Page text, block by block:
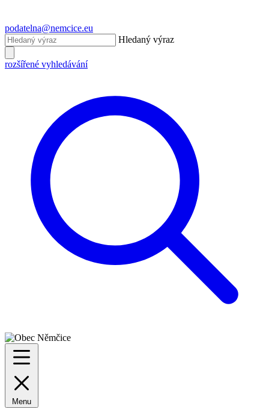
podatelna@nemcice.eu
Hledaný výraz
rozšířené vyhledávání
Menu